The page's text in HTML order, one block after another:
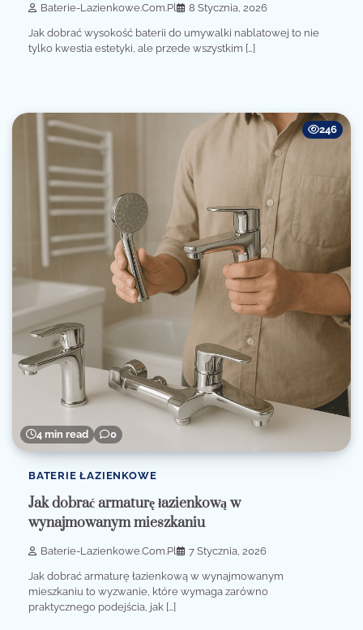
Baterie-Lazienkowe.com.pl 8 Stycznia, 2026
Jak dobrać wysokość baterii do umywalki nablatowej to nie
tylko kwestia estetyki, ale przede wszystkim […]
4 min read 0
246
BATERIE ŁAZIENKOWE
Jak dobrać armaturę łazienkową w
wynajmowanym mieszkaniu
Baterie-Lazienkowe.com.pl 7 Stycznia, 2026
Jak dobrać armaturę łazienkową w wynajmowanym
mieszkaniu to wyzwanie, które wymaga zarówno
praktycznego podejścia, jak […]